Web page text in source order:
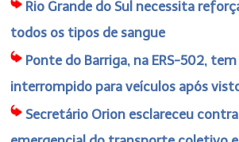
Rio Grande do Sul necessita
todos os tipos de sangue
Ponte do Barriga, na ERS-502,
interrompido para veículos após
Secretário Orion esclareceu